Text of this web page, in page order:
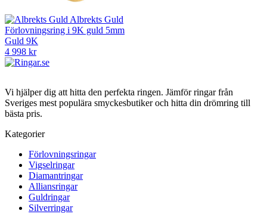
Albrekts Guld
Förlovningsring i 9K guld 5mm
Guld 9K
4 998 kr
Vi hjälper dig att hitta den perfekta ringen. Jämför ringar från
Sveriges mest populära smyckesbutiker och hitta din drömring till
bästa pris.
Kategorier
Förlovningsringar
Vigselringar
Diamantringar
Alliansringar
Guldringar
Silverringar